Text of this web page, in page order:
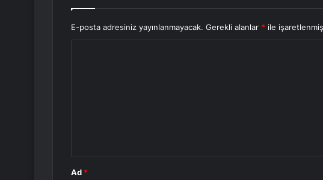
E-posta adresiniz yayınlanmayacak. Gerekli alanlar * ile
Ad *